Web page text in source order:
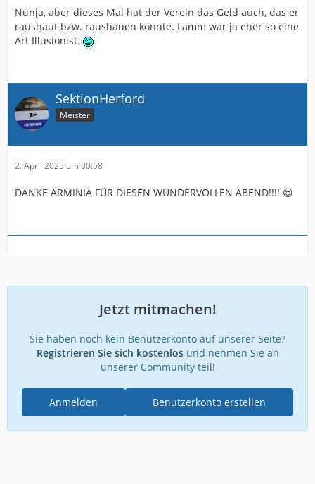
Nunja, aber dieses Mal hat der Verein das Geld auch, das er
raushaut bzw. raushauen könnte. Lamm war ja eher so eine
Art Illusionist.
SektionHerford
Meister
2. April 2025 um 00:58
DANKE ARMINIA FÜR DIESEN WUNDERVOLLEN ABEND!!!! 😍
Jetzt mitmachen!
Sie haben noch kein Benutzerkonto auf unserer Seite?
Registrieren Sie sich kostenlosund nehmen Sie an
unserer Community teil!
Benutzerkonto erstellen
Anmelden